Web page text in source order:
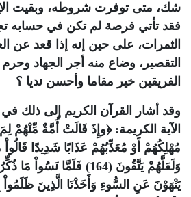
شك، متى توفرت شروطه، وبقيت
فقد تأتي فرصة لم تكن في حسابه
الثمرات، على حين إنه إذا قعد عن
التقصير، وضاع منه أجر الجهاد وحرم
الفريقين خير مقاما وأحسن نديا ؟
وقد أشار القرآن الكريم إلى ذلك
الآية الكريمة: ﴿وإِذَ قَالَتْ أُمَّةٌ مِّنْهُمْ
مُهْلِكُهُمْ أَوْ مُعَذِّبُهُمْ عَذَابًا شَدِيدًا
وَلَعَلَّهُمْ يَتَّقُونَ (164) فَلَمَّا
يَنْهَوْنَ عَنِ السُّوءِ وَأَخَذْنَا الَّذِينَ ظَلَمُواْ